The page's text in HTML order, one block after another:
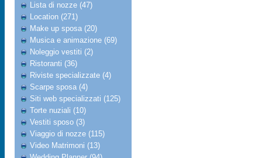
Lista di nozze (47)
Location (271)
Make up sposa (20)
Musica e animazione (69)
Noleggio vestiti (2)
Ristoranti (36)
Riviste specializzate (4)
Scarpe sposa (4)
Siti web specializzati (125)
Torte nuziali (10)
Vestiti sposo (3)
Viaggio di nozze (115)
Video Matrimoni (13)